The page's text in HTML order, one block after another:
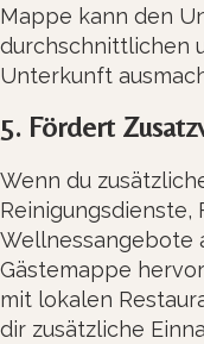
Mappe kann den
durchschnittlichen
Unterkunft
5. Fördert
Wenn du
Reinigungsdienste,
Wellnessangebote
Gästemappe
mit lokalen
dir zusätzliche